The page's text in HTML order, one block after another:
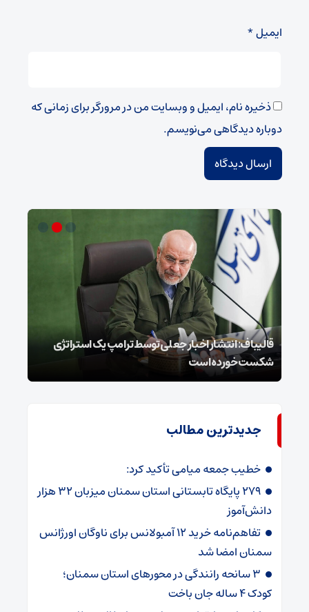
ایمیل*
ذخیره نام، ایمیل و وبسایت من در مرورگر برای زمانی که
دوباره دیدگاهی می‌نویسم.
قالیباف: انتشار اخبار جعلی توسط ترامپ یک استراتژی
شکست خورده است
جدیدترین مطالب
خطیب جمعه میامی تأکید کرد:
۲۷۹ پایگاه تابستانی استان سمنان میزبان ۳۲ هزار
دانش‌آموز
تفاهم‌نامه خرید ۱۲ آمبولانس برای ناوگان اورژانس
سمنان امضا شد
۳ سانحه رانندگی در محورهای استان سمنان؛
کودک ۴ ساله جان باخت